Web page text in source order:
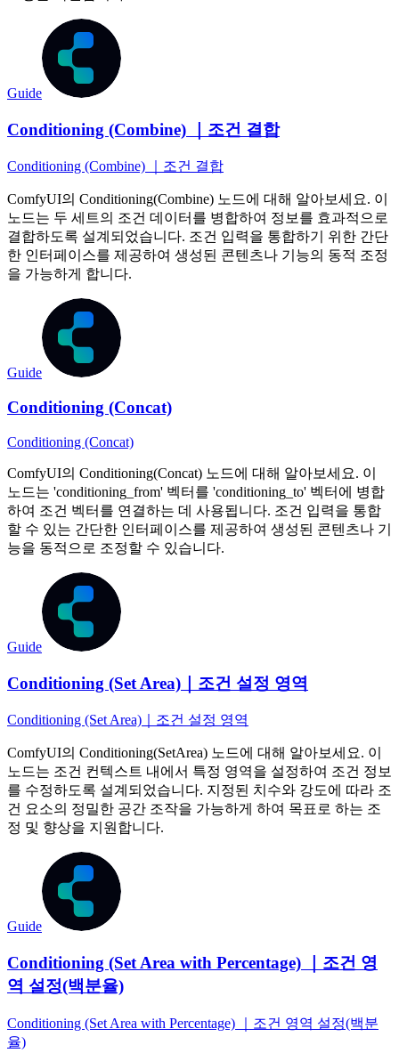
Guide
Conditioning (Combine) ｜조건 결합
Conditioning (Combine) ｜조건 결합
ComfyUI의 Conditioning(Combine) 노드에 대해 알아보세요. 이
노드는 두 세트의 조건 데이터를 병합하여 정보를 효과적으로
결합하도록 설계되었습니다. 조건 입력을 통합하기 위한 간단
한 인터페이스를 제공하여 생성된 콘텐츠나 기능의 동적 조정
을 가능하게 합니다.
Guide
Conditioning (Concat)
Conditioning (Concat)
ComfyUI의 Conditioning(Concat) 노드에 대해 알아보세요. 이
노드는 'conditioning_from' 벡터를 'conditioning_to' 벡터에 병합
하여 조건 벡터를 연결하는 데 사용됩니다. 조건 입력을 통합
할 수 있는 간단한 인터페이스를 제공하여 생성된 콘텐츠나 기
능을 동적으로 조정할 수 있습니다.
Guide
Conditioning (Set Area)｜조건 설정 영역
Conditioning (Set Area)｜조건 설정 영역
ComfyUI의 Conditioning(SetArea) 노드에 대해 알아보세요. 이
노드는 조건 컨텍스트 내에서 특정 영역을 설정하여 조건 정보
를 수정하도록 설계되었습니다. 지정된 치수와 강도에 따라 조
건 요소의 정밀한 공간 조작을 가능하게 하여 목표로 하는 조
정 및 향상을 지원합니다.
Guide
Conditioning (Set Area with Percentage) ｜조건 영
역 설정(백분율)
Conditioning (Set Area with Percentage) ｜조건 영역 설정(백분
율)